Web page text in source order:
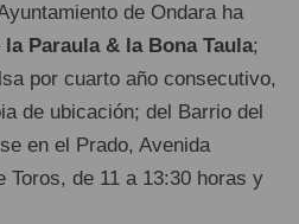
de Ondara ha
la Paraula & la Bona Taula;
por cuarto año consecutivo,
de ubicación; del Barrio del
en el Prado, Avenida
Toros, de 11 a 13:30 horas y